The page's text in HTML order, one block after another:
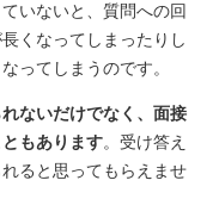
いないと、質問への回
くなってしまったりし
ってしまうのです。
ないだけでなく、面接
もあります。受け答え
ると思ってもらえませ